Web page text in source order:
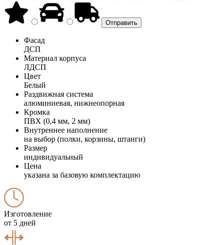
Фасад
ДСП
Материал корпуса
ЛДСП
Цвет
Белый
Раздвижная система
алюминиевая, нижнеопорная
Кромка
ПВХ (0,4 мм, 2 мм)
Внутреннее наполнение
на выбор (полки, корзины, штанги)
Размер
индивидуальный
Цена
указана за базовую комплектацию
Изготовление
от 5 дней